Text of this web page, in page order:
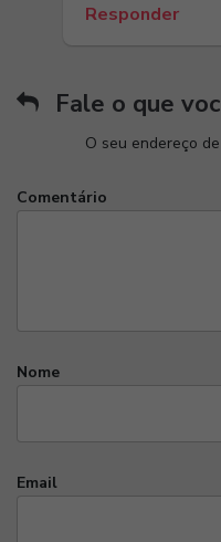
Responder
Fale o que
O seu endereço
Nome
Email
Comentário